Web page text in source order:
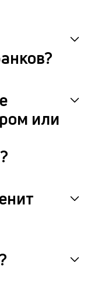
или